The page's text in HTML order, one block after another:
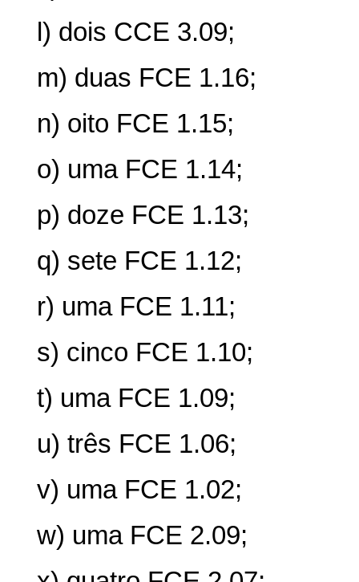
l) dois CCE 3.09;
m) duas FCE 1.16;
n) oito FCE 1.15;
o) uma FCE 1.14;
p) doze FCE 1.13;
q) sete FCE 1.12;
r) uma FCE 1.11;
s) cinco FCE 1.10;
t) uma FCE 1.09;
u) três FCE 1.06;
v) uma FCE 1.02;
w) uma FCE 2.09;